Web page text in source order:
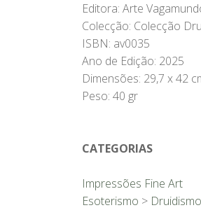
Editora: Arte
Colecção: Colecção
ISBN: av0035
Ano de Edição: 2025
Dimensões: 29,7 x 42
Peso: 40 gr
CATEGORIAS
Impressões Fine Art
Esoterismo >